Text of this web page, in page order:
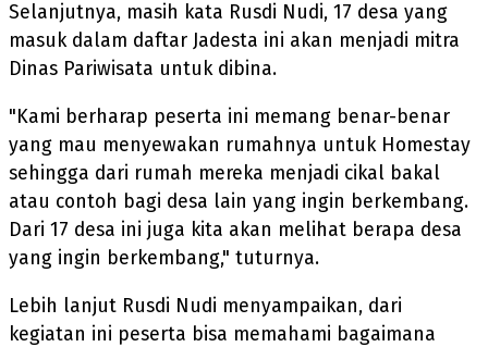
Selanjutnya, masih kata Rusdi Nudi, 17 desa yang
masuk dalam daftar Jadesta ini akan menjadi mitra
Dinas Pariwisata untuk dibina.
"Kami berharap peserta ini memang benar-benar
yang mau menyewakan rumahnya untuk Homestay
sehingga dari rumah mereka menjadi cikal bakal
atau contoh bagi desa lain yang ingin berkembang.
Dari 17 desa ini juga kita akan melihat berapa desa
yang ingin berkembang," tuturnya.
Lebih lanjut Rusdi Nudi menyampaikan, dari
kegiatan ini peserta bisa memahami bagaimana